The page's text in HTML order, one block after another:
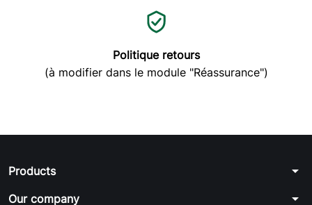
Politique retours
(à modifier dans le module "Réassurance")
Products arrow_drop_down
Our company arrow_drop_down